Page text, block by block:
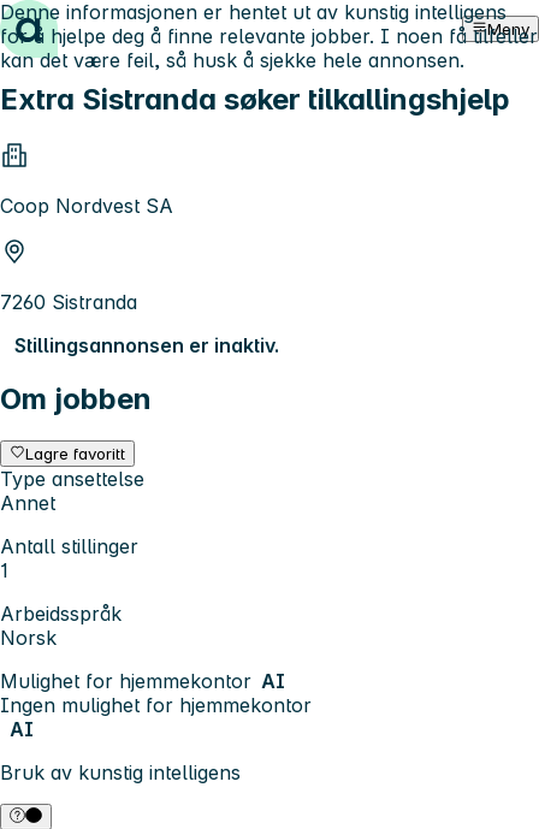
Hopp til innhold Meny
Extra Sistranda søker tilkallingshjelp
Coop Nordvest SA
7260 Sistranda
Stillingsannonsen er inaktiv.
Om jobben
Lagre favoritt
Type ansettelse
Annet
Antall stillinger
1
Arbeidsspråk
Norsk
Mulighet for hjemmekontor AI
Ingen mulighet for hjemmekontor
AI
Bruk av kunstig intelligens
Denne informasjonen er hentet ut av kunstig intelligens
for å hjelpe deg å finne relevante jobber. I noen få tilfeller
kan det være feil, så husk å sjekke hele annonsen.